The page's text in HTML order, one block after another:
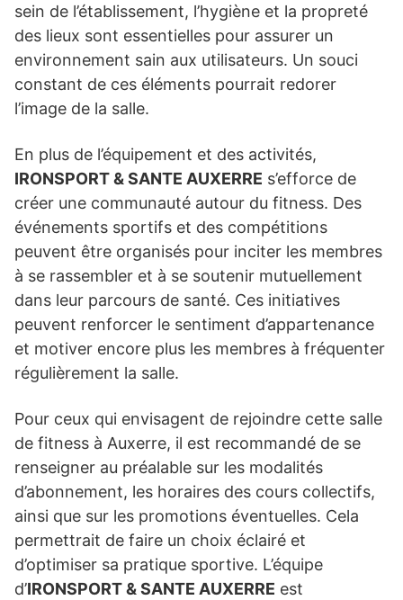
sein de l’établissement, l’hygiène et la propreté
des lieux sont essentielles pour assurer un
environnement sain aux utilisateurs. Un souci
constant de ces éléments pourrait redorer
l’image de la salle.
En plus de l’équipement et des activités,
IRONSPORT & SANTE AUXERRE s’efforce de
créer une communauté autour du fitness. Des
événements sportifs et des compétitions
peuvent être organisés pour inciter les membres
à se rassembler et à se soutenir mutuellement
dans leur parcours de santé. Ces initiatives
peuvent renforcer le sentiment d’appartenance
et motiver encore plus les membres à fréquenter
régulièrement la salle.
Pour ceux qui envisagent de rejoindre cette salle
de fitness à Auxerre, il est recommandé de se
renseigner au préalable sur les modalités
d’abonnement, les horaires des cours collectifs,
ainsi que sur les promotions éventuelles. Cela
permettrait de faire un choix éclairé et
d’optimiser sa pratique sportive. L’équipe
d’IRONSPORT & SANTE AUXERRE est